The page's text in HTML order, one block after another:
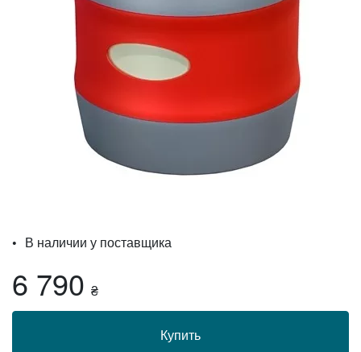
В наличии у поставщика
6 790₴
Купить